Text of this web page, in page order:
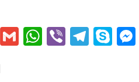
Twitter
GmailWhatsApp
Viber